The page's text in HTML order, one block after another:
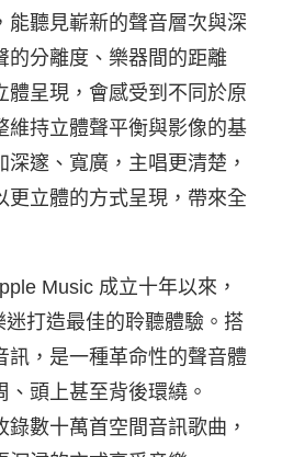
能聽見嶄新的聲音層次與深
的分離度、 樂器間的距離
呈現， 會感受到不同於原
維持立體聲平衡與影像的基
深邃、 寬廣，主唱更清楚，
立體的方式呈現， 帶來全
Music 成立十年以來，
迷打造最佳的聆聽體驗。搭
， 是一種革命性的聲音體
頭上甚至背後環繞。
數十萬首空間音訊歌曲，